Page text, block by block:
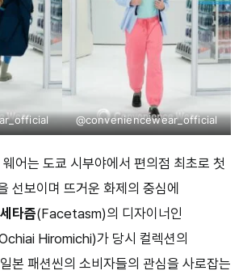
@conveniencewear_official
어는 도쿄 시부야에서 편의점 최초로 첫
선보이며 뜨거운 화제의 중심에
타즘(Facetasm)의 디자이너인
Hiromichi)가 당시 컬렉션의
본 패션씬의 소비자들의 관심을 사로잡는